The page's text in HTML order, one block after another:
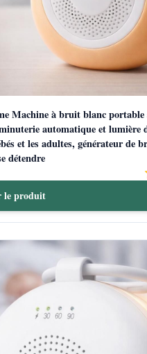
Machine à bruit blanc portable
automatique et lumière
et les adultes, générateur de
détendre
le produit